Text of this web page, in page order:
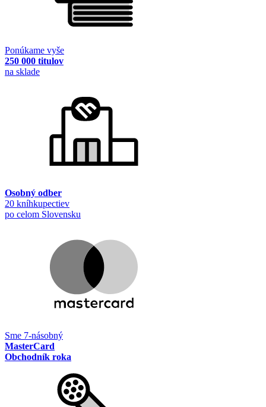
Ponúkame vyše
250 000 titulov
na sklade
Osobný odber
20 kníhkupectiev
po celom Slovensku
Sme 7-násobný
MasterCard
Obchodník roka